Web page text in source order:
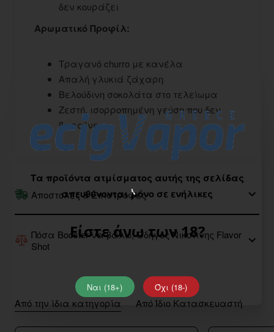
Τα προϊόντα ατμίσματος αυτής της σελίδας
απευθύνονται μόνο σε ενήλικες
Είστε άνω των 18?
Ναι (18+) Όχι (18-)
δεν κουράζει
Αρωματικό Προφίλ:
Τραγανό churro με κανέλα
Απαλή γλυκιά ζάχαρη
Βελούδινη σοκολάτα στο τελείωμα
Ζεστή, ισορροπημένη γεύση που δεν
βαραίνει
Αποστολές & Επιστροφές
Πόσα Booster να βάλω; Οδηγός Νικοτίνης Flavor
Shot
Από την ίδια κατηγορία Από Ίδιο Κατασκευαστή